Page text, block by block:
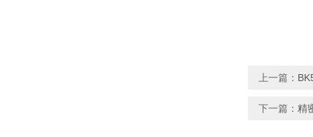
上一篇：
下一篇： 精